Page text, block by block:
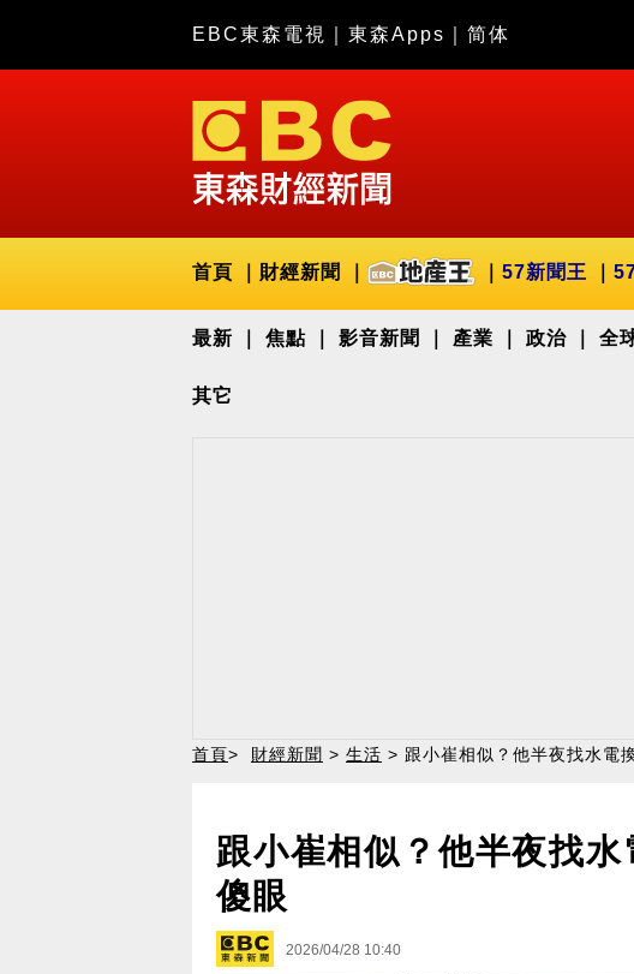
EBC東森電視 東森Apps 简体
首頁 財經新聞 57新聞王
最新 焦點 影音新聞 產業 政治 全
其它
首頁> 財經新聞 > 生活 > 跟小崔相似？他半夜找水電
跟小崔相似？他半夜找
傻眼
2026/04/28 10:40